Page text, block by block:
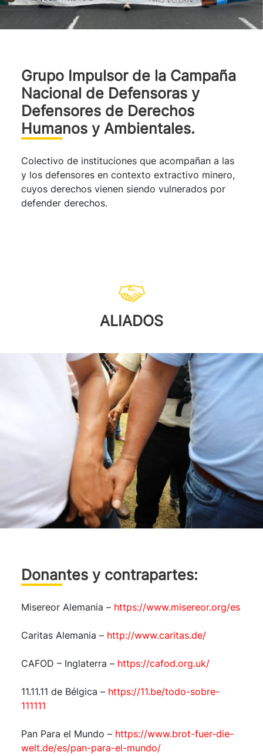
Grupo Impulsor de la Campaña
Nacional de Defensoras y
Defensores de Derechos
Humanos y Ambientales.
Colectivo de instituciones que acompañan a las
y los defensores en contexto extractivo minero,
cuyos derechos vienen siendo vulnerados por
defender derechos.
ALIADOS
Donantes y contrapartes:
Misereor Alemania – https://www.misereor.org/es
Caritas Alemania – http://www.caritas.de/
CAFOD – Inglaterra – https://cafod.org.uk/
11.11.11 de Bélgica – https://11.be/todo-sobre-
111111
Pan Para el Mundo – https://www.brot-fuer-die-
welt.de/es/pan-para-el-mundo/